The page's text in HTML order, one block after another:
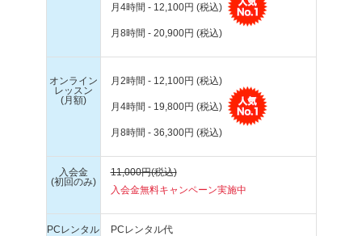
月4時間 - 12,100円 (税込)
月8時間 - 20,900円 (税込)
オンライン
レッスン
(月額)
月2時間 - 12,100円 (税込)
月4時間 - 19,800円 (税込)
月8時間 - 36,300円 (税込)
入会金
(初回のみ)
11,000円(税込)
入会金無料キャンペーン実施中
PCレンタル
PCレンタル代